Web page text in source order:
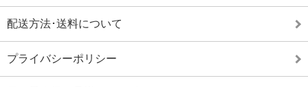
配送方法･送料について
プライバシーポリシー